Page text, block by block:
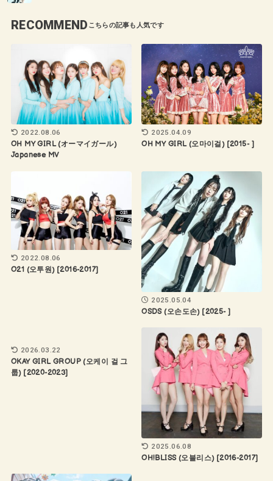
RECOMMEND
2022.08.06
OH MY GIRL (オーマイガール)
Japanese MV
2025.04.09
OH MY GIRL (오마이걸) [2015- ]
2022.08.06
O21 (오투원) [2016-2017]
2025.05.04
OSDS (오손도손) [2025- ]
2026.03.22
OKAY GIRL GROUP (오케이 걸 그
룹) [2020-2023]
2025.06.08
OH!BLISS (오블리스) [2016-2017]